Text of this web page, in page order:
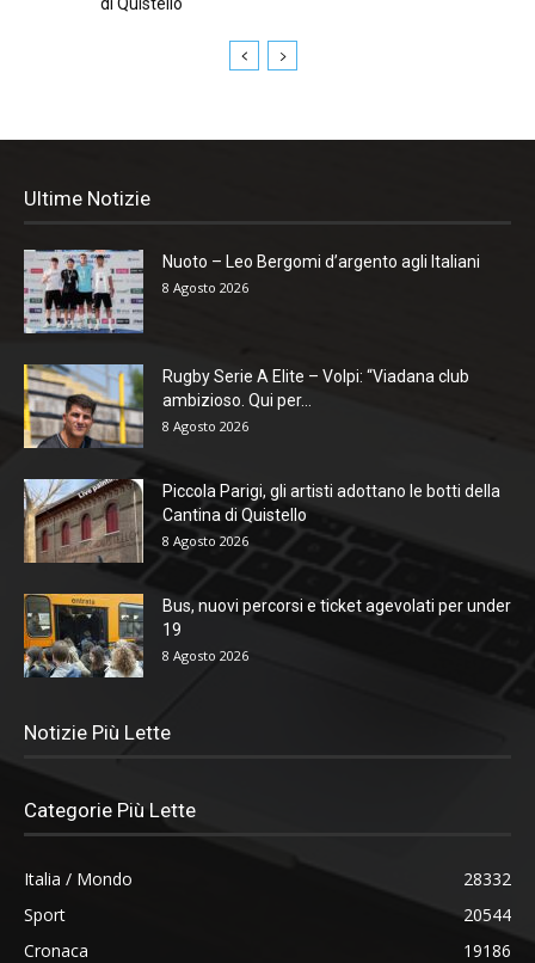
Ultime Notizie
Nuoto – Leo Bergomi d’argento agli Italiani
8 Agosto 2026
Rugby Serie A Elite – Volpi: “Viadana club
ambizioso. Qui per...
8 Agosto 2026
Piccola Parigi, gli artisti adottano le botti della
Cantina di Quistello
8 Agosto 2026
Bus, nuovi percorsi e ticket agevolati per under
19
8 Agosto 2026
Notizie Più Lette
Categorie Più Lette
Italia / Mondo
28332
Sport
20544
Cronaca
19186